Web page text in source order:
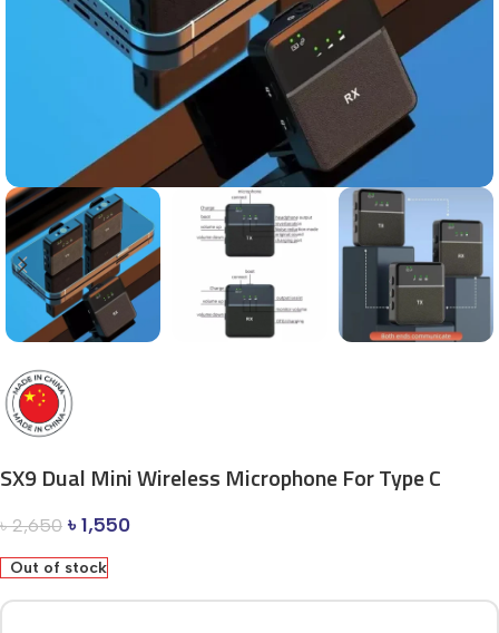
SX9 Dual Mini Wireless Microphone For Type C
৳2,650 ৳ 1,550
Out of stock